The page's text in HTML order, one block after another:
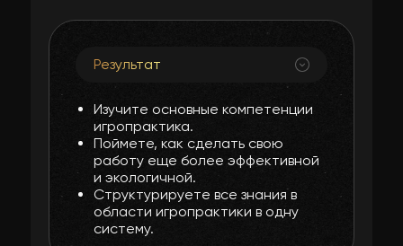
Изучите основные компетенции
игропрактика.
Поймете, как сделать свою
работу еще более эффективной
и экологичной.
Структурируете все знания в
области игропрактики в одну
систему.
Результат